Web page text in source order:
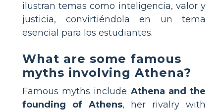
ilustran temas como inteligencia, valor y
justicia, convirtiéndola en un tema
esencial para los estudiantes.
What are some famous
myths involving Athena?
Famous myths include Athena and the
founding of Athens, her rivalry with